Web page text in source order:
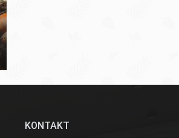
KONTAKT